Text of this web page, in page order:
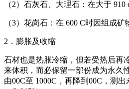
（2）石灰石、大理石：在大于 910
（3）花岗石：在 600 C时因组成矿
2．膨胀及收缩
石材也是热胀冷缩，但若受热后再
来体积，而必保留一部份成为永久
由00C至 1000C，再降到00C，测